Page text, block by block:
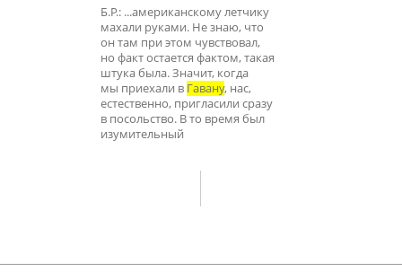
Б.Р.: ...американскому летчику
махали руками. Не знаю, что
он там при этом чувствовал,
но факт остается фактом, такая
штука была. Значит, когда
мы приехали в Гавану, нас,
естественно, пригласили сразу
в посольство. В то время был
изумительный